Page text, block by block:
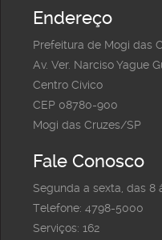
Endereço
Prefeitura de Mogi das
Av. Ver. Narciso Yague
Centro Cívico
CEP 08780-900
Mogi das Cruzes/SP
Fale Conosco
Segunda a sexta, das 8
Telefone: 4798-5000
Serviços: 162